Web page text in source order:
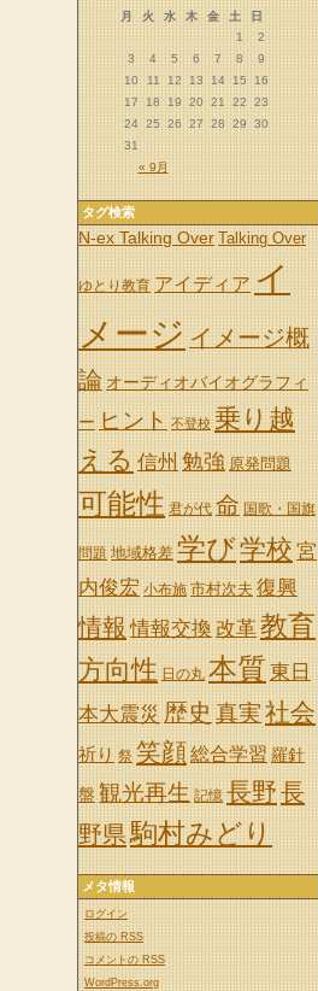
月
火 水 木 金 土 日
« 9月
1
2
3
4 5 6 7 8
9
10
11 12 13 14 15
16
17
18 19 20 21 22
23
24
25 26 27 28 29
30
31
タグ検索
N-ex Talking Over Talking Over
ゆとり教育 アイディア イ
メージ イメージ概
論 オーディオバイオグラフィ
ー ヒント 不登校 乗り越
える信州 勉強 原発問題
可能性 君が代 命 国歌・国旗
問題 地域格差 学び学校 宮
内俊宏 小布施 市村次夫 復興
情報情報交換 改革教育
方向性 日の丸 本質東日
本大震災 歴史 真実社会
祈り 祭 笑顔総合学習 羅針
盤 観光再生 記憶 長野長
野県駒村みどり
メタ情報
ログイン
投稿の RSS
コメントの RSS
WordPress.org